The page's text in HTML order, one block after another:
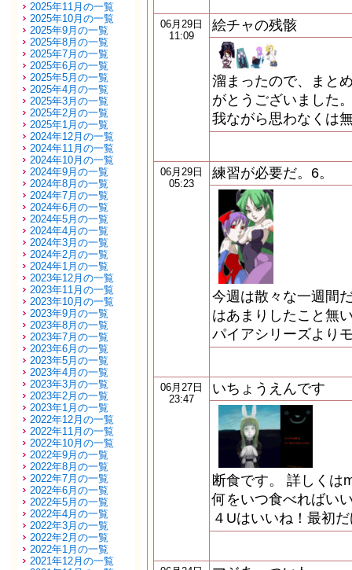
2025年11月の一覧
2025年10月の一覧
2025年9月の一覧
2025年8月の一覧
2025年7月の一覧
2025年6月の一覧
2025年5月の一覧
2025年4月の一覧
2025年3月の一覧
2025年2月の一覧
2025年1月の一覧
2024年12月の一覧
2024年11月の一覧
2024年10月の一覧
2024年9月の一覧
2024年8月の一覧
2024年7月の一覧
2024年6月の一覧
2024年5月の一覧
2024年4月の一覧
2024年3月の一覧
2024年2月の一覧
2024年1月の一覧
2023年12月の一覧
2023年11月の一覧
2023年10月の一覧
2023年9月の一覧
2023年8月の一覧
2023年7月の一覧
2023年6月の一覧
2023年5月の一覧
2023年4月の一覧
2023年3月の一覧
2023年2月の一覧
2023年1月の一覧
2022年12月の一覧
2022年11月の一覧
2022年10月の一覧
2022年9月の一覧
2022年8月の一覧
2022年7月の一覧
2022年6月の一覧
2022年5月の一覧
2022年4月の一覧
2022年3月の一覧
2022年2月の一覧
2022年1月の一覧
2021年12月の一覧
06月29日
11:09
絵チャの残骸
溜まったので、まと
がとうございました
我ながら思わなくは
06月29日
05:23
練習が必要だ。6。
今週は散々な一週間
はあまりしたこと無
パイアシリーズより
06月27日
23:47
いちょうえんです
断食です。 詳しくは
何をいつ食べればい
４Uはいいね！最初